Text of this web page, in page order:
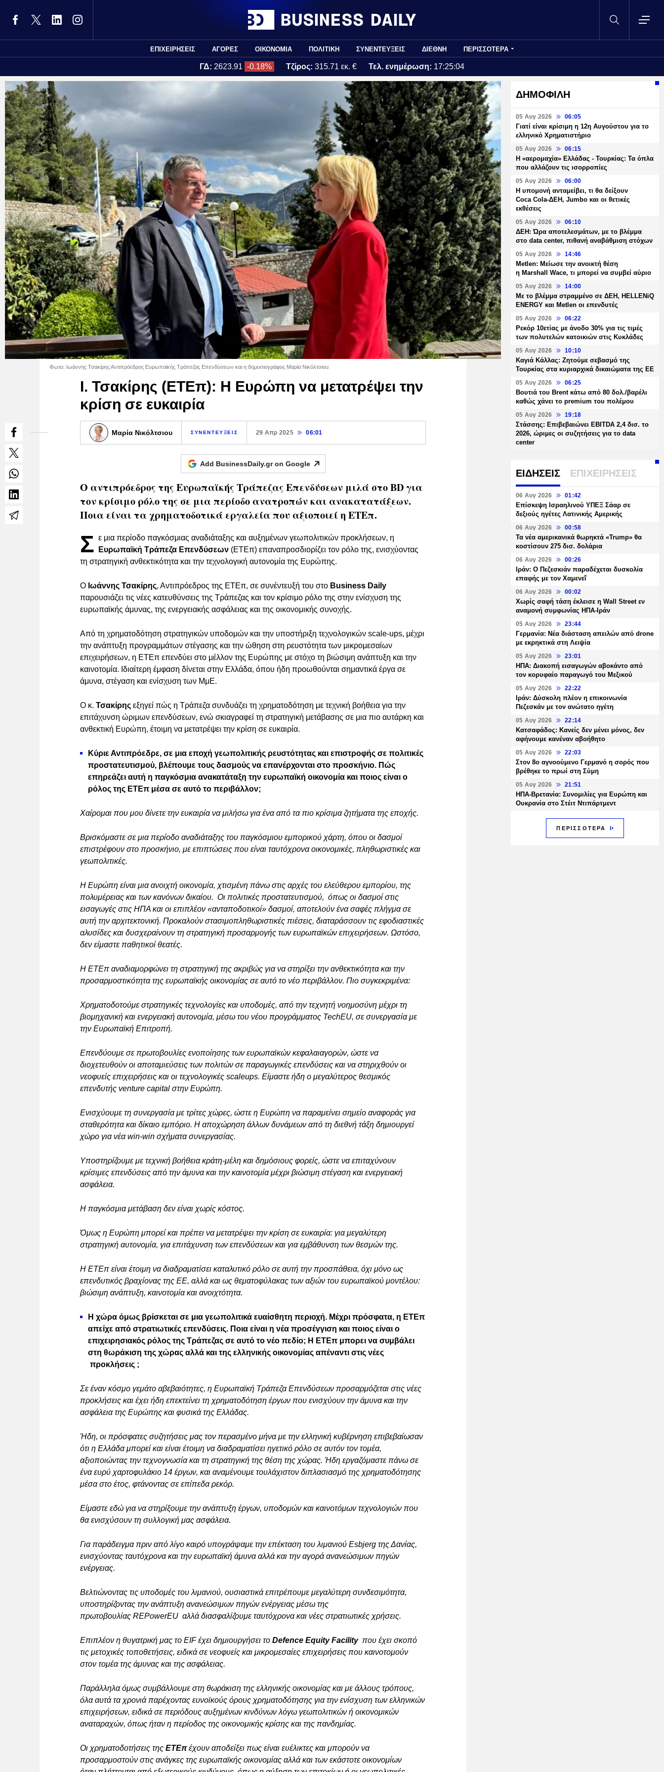
ΕΠΙΧΕΙΡΗΣΕΙΣ ΑΓΟΡΕΣ ΟΙΚΟΝΟΜΙΑ ΠΟΛΙΤΙΚΗ ΣΥΝΕΝΤΕΥΞΕΙΣ ΔΙΕΘΝΗ ΠΕΡΙΣΣΟΤΕΡΑ
ΓΔ: 2623.91 -0.18% Τζίρος: 315.71 εκ. € Τελ. ενημέρωση: 17:25:04
Φωτο: Ιωάννης Τσακίρης Αντιπρόεδρος Ευρωπαϊκής Τράπεζας Επενδύσεων και η δημοσιογράφος Μαρία Νικόλτσιου.
Ι. Τσακίρης (ΕΤΕπ): Η Ευρώπη να μετατρέψει την
κρίση σε ευκαιρία
Μαρία Νικόλτσιου ΣΥΝΕΝΤΕΥΞΕΙΣ 29 Απρ 2025 06:01
Add BusinessDaily.gr on Google
Ο αντιπρόεδρος της Ευρωπαϊκής Τράπεζας Επενδύσεων μιλά στο BD για
τον κρίσιμο ρόλο της σε μια περίοδο ανατροπών και ανακατατάξεων.
Ποια είναι τα χρηματοδοτικά εργαλεία που αξιοποιεί η ΕΤΕπ.
Σ ε μια περίοδο παγκόσμιας αναδιάταξης και αυξημένων γεωπολιτικών προκλήσεων, η
Ευρωπαϊκή Τράπεζα Επενδύσεων (ΕΤΕπ) επαναπροσδιορίζει τον ρόλο της, ενισχύοντας
τη στρατηγική ανθεκτικότητα και την τεχνολογική αυτονομία της Ευρώπης.
Ο Ιωάννης Τσακίρης, Αντιπρόεδρος της ΕΤΕπ, σε συνέντευξή του στο Business Daily
παρουσιάζει τις νέες κατευθύνσεις της Τράπεζας και τον κρίσιμο ρόλο της στην ενίσχυση της
ευρωπαϊκής άμυνας, της ενεργειακής ασφάλειας και της οικονομικής συνοχής.
Από τη χρηματοδότηση στρατηγικών υποδομών και την υποστήριξη τεχνολογικών scale-ups, μέχρι
την ανάπτυξη προγραμμάτων στέγασης και την ώθηση στη ρευστότητα των μικρομεσαίων
επιχειρήσεων, η ΕΤΕπ επενδύει στο μέλλον της Ευρώπης με στόχο τη βιώσιμη ανάπτυξη και την
καινοτομία. Ιδιαίτερη έμφαση δίνεται στην Ελλάδα, όπου ήδη προωθούνται σημαντικά έργα σε
άμυνα, στέγαση και ενίσχυση των ΜμΕ.
Ο κ. Τσακίρης εξηγεί πώς η Τράπεζα συνδυάζει τη χρηματοδότηση με τεχνική βοήθεια για την
επιτάχυνση ώριμων επενδύσεων, ενώ σκιαγραφεί τη στρατηγική μετάβασης σε μια πιο αυτάρκη και
ανθεκτική Ευρώπη, έτοιμη να μετατρέψει την κρίση σε ευκαιρία.
Κύριε Αντιπρόεδρε, σε μια εποχή γεωπολιτικής ρευστότητας και επιστροφής σε πολιτικές
προστατευτισμού, βλέπουμε τους δασμούς να επανέρχονται στο προσκήνιο. Πώς
επηρεάζει αυτή η παγκόσμια ανακατάταξη την ευρωπαϊκή οικονομία και ποιος είναι ο
ρόλος της ΕΤΕπ μέσα σε αυτό το περιβάλλον;
Χαίρομαι που μου δίνετε την ευκαιρία να μιλήσω για ένα από τα πιο κρίσιμα ζητήματα της εποχής.
Βρισκόμαστε σε μια περίοδο αναδιάταξης του παγκόσμιου εμπορικού χάρτη, όπου οι δασμοί
επιστρέφουν στο προσκήνιο, με επιπτώσεις που είναι ταυτόχρονα οικονομικές, πληθωριστικές και
γεωπολιτικές.
Η Ευρώπη είναι μια ανοιχτή οικονομία, χτισμένη πάνω στις αρχές του ελεύθερου εμπορίου, της
πολυμέρειας και των κανόνων δικαίου. Οι πολιτικές προστατευτισμού, όπως οι δασμοί στις
εισαγωγές στις ΗΠΑ και οι επιπλέον «ανταποδοτικοί» δασμοί, αποτελούν ένα σαφές πλήγμα σε
αυτή την αρχιτεκτονική. Προκαλούν στασιμοπληθωριστικές πιέσεις, διαταράσσουν τις εφοδιαστικές
αλυσίδες και δυσχεραίνουν τη στρατηγική προσαρμογής των ευρωπαϊκών επιχειρήσεων. Ωστόσο,
δεν είμαστε παθητικοί θεατές.
Η ΕΤΕπ αναδιαμορφώνει τη στρατηγική της ακριβώς για να στηρίξει την ανθεκτικότητα και την
προσαρμοστικότητα της ευρωπαϊκής οικονομίας σε αυτό το νέο περιβάλλον. Πιο συγκεκριμένα:
Χρηματοδοτούμε στρατηγικές τεχνολογίες και υποδομές, από την τεχνητή νοημοσύνη μέχρι τη
βιομηχανική και ενεργειακή αυτονομία, μέσω του νέου προγράμματος TechEU, σε συνεργασία με
την Ευρωπαϊκή Επιτροπή.
Επενδύουμε σε πρωτοβουλίες ενοποίησης των ευρωπαϊκών κεφαλαιαγορών, ώστε να
διοχετευθούν οι αποταμιεύσεις των πολιτών σε παραγωγικές επενδύσεις και να στηριχθούν οι
νεοφυείς επιχειρήσεις και οι τεχνολογικές scaleups. Είμαστε ήδη ο μεγαλύτερος θεσμικός
επενδυτής venture capital στην Ευρώπη.
Ενισχύουμε τη συνεργασία με τρίτες χώρες, ώστε η Ευρώπη να παραμείνει σημείο αναφοράς για
σταθερότητα και δίκαιο εμπόριο. Η αποχώρηση άλλων δυνάμεων από τη διεθνή τάξη δημιουργεί
χώρο για νέα win-win σχήματα συνεργασίας.
Υποστηρίζουμε με τεχνική βοήθεια κράτη-μέλη και δημόσιους φορείς, ώστε να επιταχύνουν
κρίσιμες επενδύσεις από την άμυνα και την καινοτομία μέχρι βιώσιμη στέγαση και ενεργειακή
ασφάλεια.
Η παγκόσμια μετάβαση δεν είναι χωρίς κόστος.
Όμως η Ευρώπη μπορεί και πρέπει να μετατρέψει την κρίση σε ευκαιρία: για μεγαλύτερη
στρατηγική αυτονομία, για επιτάχυνση των επενδύσεων και για εμβάθυνση των θεσμών της.
Η ΕΤΕπ είναι έτοιμη να διαδραματίσει καταλυτικό ρόλο σε αυτή την προσπάθεια, όχι μόνο ως
επενδυτικός βραχίονας της ΕΕ, αλλά και ως θεματοφύλακας των αξιών του ευρωπαϊκού μοντέλου:
βιώσιμη ανάπτυξη, καινοτομία και ανοιχτότητα.
Η χώρα όμως βρίσκεται σε μια γεωπολιτικά ευαίσθητη περιοχή. Μέχρι πρόσφατα, η ΕΤΕπ
απείχε από στρατιωτικές επενδύσεις. Ποια είναι η νέα προσέγγιση και ποιος είναι ο
επιχειρησιακός ρόλος της Τράπεζας σε αυτό το νέο πεδίο; Η ΕΤΕπ μπορει να συμβάλει
στη θωράκιση της χώρας αλλά και της ελληνικής οικονομίας απέναντι στις νέες
προκλήσεις ;
Σε έναν κόσμο γεμάτο αβεβαιότητες, η Ευρωπαϊκή Τράπεζα Επενδύσεων προσαρμόζεται στις νέες
προκλήσεις και έχει ήδη επεκτείνει τη χρηματοδότηση έργων που ενισχύουν την άμυνα και την
ασφάλεια της Ευρώπης και φυσικά της Ελλάδας.
Ήδη, οι πρόσφατες συζητήσεις μας τον περασμένο μήνα με την ελληνική κυβέρνηση επιβεβαίωσαν
ότι η Ελλάδα μπορεί και είναι έτοιμη να διαδραματίσει ηγετικό ρόλο σε αυτόν τον τομέα,
αξιοποιώντας την τεχνογνωσία και τη στρατηγική της θέση της χώρας. Ήδη εργαζόμαστε πάνω σε
ένα ευρύ χαρτοφυλάκιο 14 έργων, και αναμένουμε τουλάχιστον διπλασιασμό της χρηματοδότησης
μέσα στο έτος, φτάνοντας σε επίπεδα ρεκόρ.
Είμαστε εδώ για να στηρίξουμε την ανάπτυξη έργων, υποδομών και καινοτόμων τεχνολογιών που
θα ενισχύσουν τη συλλογική μας ασφάλεια.
Για παράδειγμα πριν από λίγο καιρό υπογράψαμε την επέκταση του λιμανιού Esbjerg της Δανίας,
ενισχύοντας ταυτόχρονα και την ευρωπαϊκή άμυνα αλλά και την αγορά ανανεώσιμων πηγών
ενέργειας.
Βελτιώνοντας τις υποδομές του λιμανιού, ουσιαστικά επιτρέπουμε μεγαλύτερη συνδεσιμότητα,
υποστηρίζοντας την ανάπτυξη ανανεώσιμων πηγών ενέργειας μέσω της
πρωτοβουλίας REPowerEU αλλά διασφαλίζουμε ταυτόχρονα και νέες στρατιωτικές χρήσεις.
Επιπλέον η θυγατρική μας το EIF έχει δημιουργήσει το Defence Equity Facilityπου έχει σκοπό
τις μετοχικές τοποθετήσεις, ειδικά σε νεοφυείς και μικρομεσαίες επιχειρήσεις που καινοτομούν
στον τομέα της άμυνας και της ασφάλειας.
Παράλληλα όμως συμβάλλουμε στη θωράκιση της ελληνικής οικονομίας και με άλλους τρόπους,
όλα αυτά τα χρονιά παρέχοντας ευνοϊκούς όρους χρηματοδότησης για την ενίσχυση των ελληνικών
επιχειρήσεων, ειδικά σε περιόδους αυξημένων κινδύνων λόγω γεωπολιτικών ή οικονομικών
αναταραχών, όπως ήταν η περίοδος της οικονομικής κρίσης και της πανδημίας.
Οι χρηματοδοτήσεις της ΕΤΕπέχουν αποδείξει πως είναι ευέλικτες και μπορούν να
προσαρμοστούν στις ανάγκες της ευρωπαϊκής οικονομίας αλλά και των εκάστοτε οικονομίων
ΔΗΜΟΦΙΛΗ
05 Αυγ 2026 06:05
Γιατί είναι κρίσιμη η 12η Αυγούστου για το
ελληνικό Χρηματιστήριο
05 Αυγ 2026 06:15
Η «αερομαχία» Ελλάδας - Τουρκίας: Τα όπλα
που αλλάζουν τις ισορροπίες
05 Αυγ 2026 06:00
Η υπομονή ανταμείβει, τι θα δείξουν
Coca Cola-ΔΕΗ, Jumbo και οι θετικές
εκθέσεις
05 Αυγ 2026 06:10
ΔΕΗ: Ώρα αποτελεσμάτων, με το βλέμμα
στο data center, πιθανή αναβάθμιση στόχων
05 Αυγ 2026 14:46
Metlen: Μείωσε την ανοικτή θέση
η Marshall Wace, τι μπορεί να συμβεί αύριο
05 Αυγ 2026 14:00
Με το βλέμμα στραμμένο σε ΔΕΗ, HELLENiQ
ENERGY και Metlen οι επενδυτές
05 Αυγ 2026 06:22
Ρεκόρ 10ετίας με άνοδο 30% για τις τιμές
των πολυτελών κατοικιών στις Κυκλάδες
05 Αυγ 2026 10:10
Καγιά Κάλλας: Ζητούμε σεβασμό της
Τουρκίας στα κυριαρχικά δικαιώματα της ΕΕ
05 Αυγ 2026 06:25
Βουτιά του Brent κάτω από 80 δολ./βαρέλι
καθώς χάνει το premium του πολέμου
05 Αυγ 2026 19:18
Στάσσης: Επιβεβαιώνει EBITDA 2,4 δισ. το
2026, ώριμες οι συζητήσεις για το data
center
ΕΙΔΗΣΕΙΣ ΕΠΙΧΕΙΡΗΣΕΙΣ
06 Αυγ 2026 01:42
Επίσκεψη Ισραηλινού ΥΠΕΞ Σάαρ σε
δεξιούς ηγέτες Λατινικής Αμερικής
06 Αυγ 2026 00:58
Τα νέα αμερικανικά θωρηκτά «Trump» θα
κοστίσουν 275 δισ. δολάρια
06 Αυγ 2026 00:26
Ιράν: Ο Πεζεσκιάν παραδέχεται δυσκολία
επαφής με τον Χαμενεΐ
06 Αυγ 2026 00:02
Χωρίς σαφή τάση έκλεισε η Wall Street εν
αναμονή συμφωνίας ΗΠΑ-Ιράν
05 Αυγ 2026 23:44
Γερμανία: Νέα διάσταση απειλών από drone
με εκρηκτικά στη Λειψία
05 Αυγ 2026 23:01
ΗΠΑ: Διακοπή εισαγωγών αβοκάντο από
τον κορυφαίο παραγωγό του Μεξικού
05 Αυγ 2026 22:22
Ιράν: Δύσκολη πλέον η επικοινωνία
Πεζεσκάν με τον ανώτατο ηγέτη
05 Αυγ 2026 22:14
Κατσαφάδος: Κανείς δεν μένει μόνος, δεν
αφήνουμε κανέναν αβοήθητο
05 Αυγ 2026 22:03
Στον 8ο αγνοούμενο Γερμανό η σορός που
βρέθηκε το πρωί στη Σύμη
05 Αυγ 2026 21:51
ΗΠΑ-Βρετανία: Συνομιλίες για Ευρώπη και
Ουκρανία στο Στέιτ Ντιπάρτμεντ
ΠΕΡΙΣΣΟΤΕΡΑ